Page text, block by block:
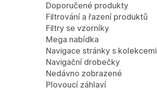
Doporučené produkty
Filtrování a řazení produktů
Filtry se vzorníky
Mega nabídka
Navigace stránky s kolekcemi
Navigační drobečky
Nedávno zobrazené
Plovoucí záhlaví